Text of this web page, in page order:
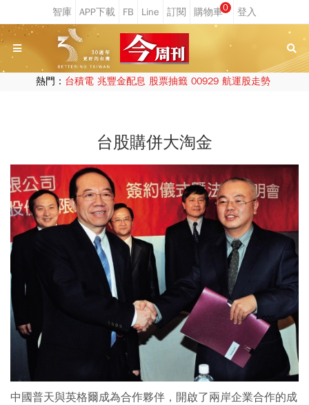
0
熱門： 台積電 兆豐金配息 股票抽籤 00929 航運股走勢
台股購併大淘金
中國普天與英格爾成為合作夥伴，開啟了兩岸企業合作的成